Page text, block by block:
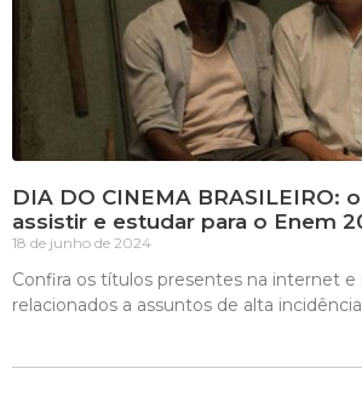
DIA DO CINEMA BRASILEIRO:
assistir e estudar para o Enem
18 de junho de 2024
Confira os títulos presentes na internet
relacionados a assuntos de alta incidência